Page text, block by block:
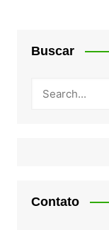
Buscar
Contato